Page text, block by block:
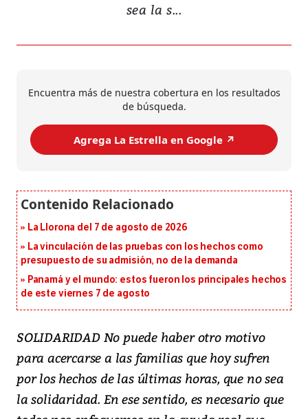
sea la s...
Encuentra más de nuestra cobertura en los resultados
de búsqueda.
Agrega La Estrella en Google ↗️
La Llorona del 7 de agosto de 2026
La vinculación de las pruebas con los hechos como
presupuesto de su admisión, no de la demanda
Panamá y el mundo: estos fueron los principales hechos
de este viernes 7 de agosto
SOLIDARIDAD No puede haber otro motivo
para acercarse a las familias que hoy sufren
por los hechos de las últimas horas, que no sea
la solidaridad. En ese sentido, es necesario que